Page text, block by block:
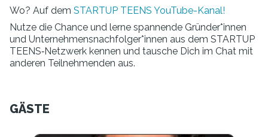
Wo? Auf dem STARTUP TEENS YouTube-Kanal!
Nutze die Chance und lerne spannende Gründer*innen
und Unternehmensnachfolger*innen aus dem STARTUP
TEENS‑Netzwerk kennen und tausche Dich im Chat mit
anderen Teilnehmenden aus.
GÄSTE